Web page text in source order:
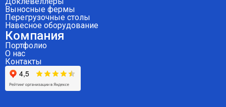
Выносные фермы
Перегрузочные столы
Навесное оборудование
Компания
Портфолио
О нас
Контакты